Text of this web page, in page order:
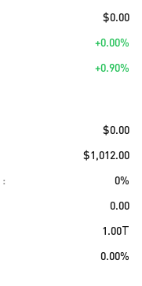
$0.00
+0.00%
+0.90%
$0.00
$1,012.00
0%
0.00
1.00T
0.00%